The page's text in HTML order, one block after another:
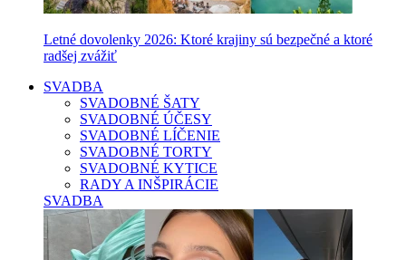
Letné dovolenky 2026: Ktoré krajiny sú bezpečné a ktoré
radšej zvážiť
SVADBA
SVADOBNÉ ŠATY
SVADOBNÉ ÚČESY
SVADOBNÉ LÍČENIE
SVADOBNÉ TORTY
SVADOBNÉ KYTICE
RADY A INŠPIRÁCIE
SVADBA